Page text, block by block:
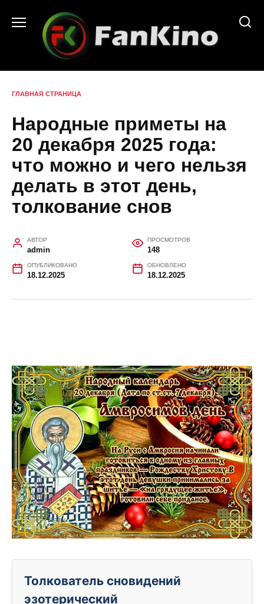
содержанию
ГЛАВНАЯ СТРАНИЦА
Народные приметы на
20 декабря 2025 года:
что можно и чего нельзя
делать в этот день,
толкование снов
АВТОР
admin
ПРОСМОТРОВ
148
ОПУБЛИКОВАНО
18.12.2025
ОБНОВЛЕНО
18.12.2025
Толкователь сновидений
эзотерический